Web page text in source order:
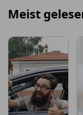
Meist